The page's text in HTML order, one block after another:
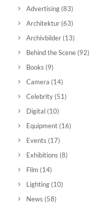
Advertising (83)
Architektur (63)
Archivbilder (13)
Behind the Scene (92)
Books (9)
Camera (14)
Celebrity (51)
Digital (10)
Equipment (16)
Events (17)
Exhibitions (8)
Film (14)
Lighting (10)
News (58)